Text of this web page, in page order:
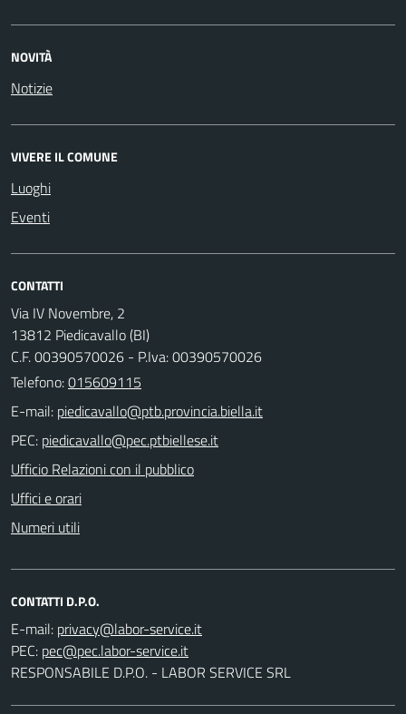
NOVITÀ
Notizie
VIVERE IL COMUNE
Luoghi
Eventi
CONTATTI
Via IV Novembre, 2
13812 Piedicavallo (BI)
C.F. 00390570026 - P.Iva: 00390570026
Telefono:015609115
E-mail:
PEC:
Ufficio Relazioni con il pubblico
Uffici e orari
Numeri utili
CONTATTI D.P.O.
E-mail:
PEC:
RESPONSABILE D.P.O. - LABOR SERVICE SRL